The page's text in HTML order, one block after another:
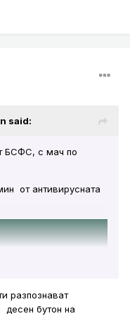
said:
БСФС, с мач по
от антивирусната
разпознават
десен бутон на